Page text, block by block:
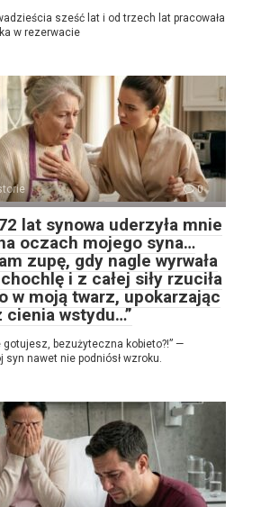
sześć lat i od trzech lat pracowała
w rezerwacie
0
lat synowa uderzyła mnie
oczach mojego syna…
zupę, gdy nagle wyrwała
i z całej siły rzuciła
w moją twarz, upokarzając
cienia wstydu…”
gotujesz, bezużyteczna kobieto?!” —
syn nawet nie podniósł wzroku.